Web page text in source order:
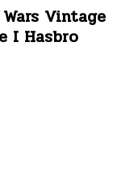
Vintage
I Hasbro